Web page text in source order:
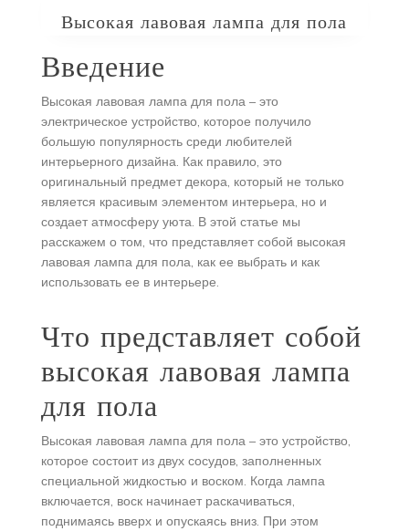
Высокая лавовая лампа для пола
Введение
Высокая лавовая лампа для пола – это
электрическое устройство, которое получило
большую популярность среди любителей
интерьерного дизайна. Как правило, это
оригинальный предмет декора, который не только
является красивым элементом интерьера, но и
создает атмосферу уюта. В этой статье мы
расскажем о том, что представляет собой высокая
лавовая лампа для пола, как ее выбрать и как
использовать ее в интерьере.
Что представляет собой
высокая лавовая лампа
для пола
Высокая лавовая лампа для пола – это устройство,
которое состоит из двух сосудов, заполненных
специальной жидкостью и воском. Когда лампа
включается, воск начинает раскачиваться,
поднимаясь вверх и опускаясь вниз. При этом